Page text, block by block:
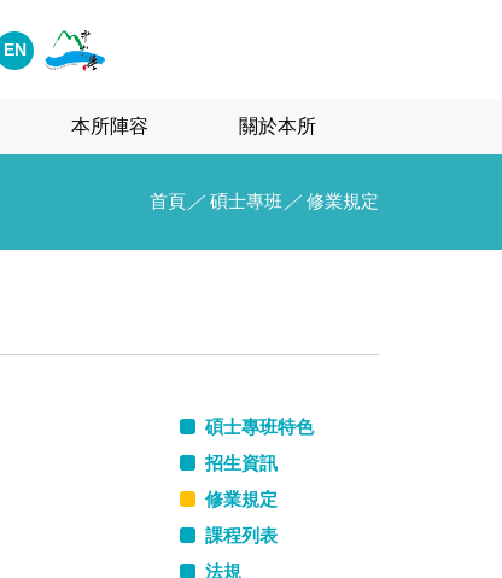
EN
本所陣容 關於本所
首頁 ／ 碩士專班 ／ 修業規定
碩士專班特色
招生資訊
修業規定
課程列表
法規